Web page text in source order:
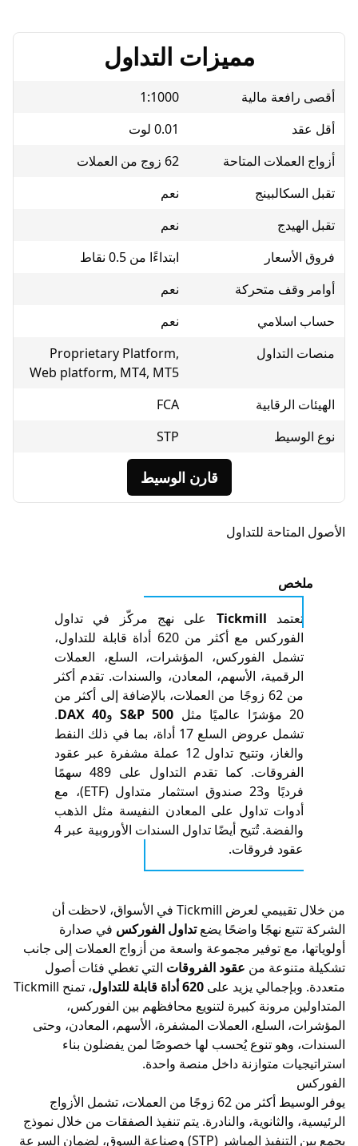
ﻣﻤﻴﺰاﺕ اﻟﺘﺪاﻭﻝ
مالية
المتاحة
62 زوج من العملات
متحركة
نعم
Proprietary Platform,
Web platform, MT4, MT5
قارن الوسيط
للتداول
Tickmill على نهج مركّز في تداول
الفوركس مع أكثر من 620 أداة قابلة للتداول،
الفوركس، المؤشرات، السلع، العملات
الأسهم، المعادن، والسندات. تقدم أكثر
من 62 زوجًا من العملات، بالإضافة إلى أكثر من
S&P 500 وDAX 40
تشمل عروض السلع 17 أداة، بما في ذلك النفط
والغاز، وتتيح تداول 12 عملة مشفرة عبر عقود
الفروقات. كما تقدم التداول على 489 سهمًا
فرديًا و23 صندوق استثمار متداول (ETF)، مع
تداول على المعادن النفيسة مثل الذهب
والفضة. تُتيح أيضًا تداول السندات الأوروبية عبر 4
فروقات.
من خلال تقييمي لعرض Tickmill في الأسواق، لاحظت أن
نهجًا واضحًا يضع تداول الفوركسفي صدارة
مع توفير مجموعة واسعة من أزواج العملات إلى جانب
من عقود الفروقاتالتي تغطي فئات أصول
يزيد على620 أداة قابلة للتداول
، تمنح Tickmill
مرونة كبيرة لتنويع محافظهم بين الفوركس،
السلع، العملات المشفرة، الأسهم، المعادن، وحتى
وهو تنوع يُحسب لها خصوصًا لمن يفضلون بناء
متوازنة داخل منصة واحدة.
يوفر الوسيط أكثر من 62 زوجًا من العملات، تشمل الأزواج
والثانوية، والنادرة. يتم تنفيذ الصفقات من خلال نموذج
يجمع بين التنفيذ المباشر (STP) وصناعة السوق، لضمان السرعة